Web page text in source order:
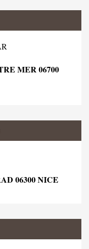
MER 06700
06300 NICE